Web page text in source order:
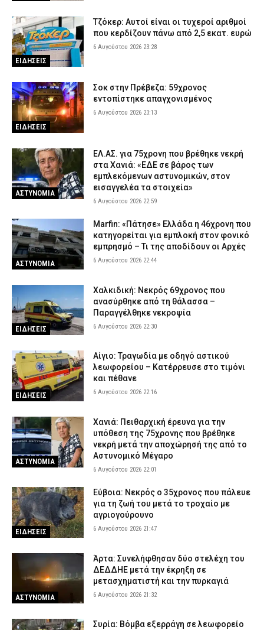
ΕΙΔΗΣΕΙΣ
Τζόκερ: Αυτοί είναι οι τυχεροί αριθμοί
που κερδίζουν πάνω από 2,5 εκατ. ευρώ
6 Αυγούστου 2026 23:28
ΕΙΔΗΣΕΙΣ
Σοκ στην Πρέβεζα: 59χρονος
εντοπίστηκε απαγχονισμένος
6 Αυγούστου 2026 23:13
ΑΣΤΥΝΟΜΙΑ
ΕΛ.ΑΣ. για 75χρονη που βρέθηκε νεκρή
στα Χανιά: «ΕΔΕ σε βάρος των
εμπλεκόμενων αστυνομικών, στον
εισαγγελέα τα στοιχεία»
6 Αυγούστου 2026 22:59
ΑΣΤΥΝΟΜΙΑ
Marfin: «Πάτησε» Ελλάδα η 46χρονη που
κατηγορείται για εμπλοκή στον φονικό
εμπρησμό – Τι της αποδίδουν οι Αρχές
6 Αυγούστου 2026 22:44
ΕΙΔΗΣΕΙΣ
Χαλκιδική: Νεκρός 69χρονος που
ανασύρθηκε από τη θάλασσα –
Παραγγέλθηκε νεκροψία
6 Αυγούστου 2026 22:30
ΕΙΔΗΣΕΙΣ
Αίγιο: Τραγωδία με οδηγό αστικού
λεωφορείου – Κατέρρευσε στο τιμόνι
και πέθανε
6 Αυγούστου 2026 22:16
ΑΣΤΥΝΟΜΙΑ
Χανιά: Πειθαρχική έρευνα για την
υπόθεση της 75χρονης που βρέθηκε
νεκρή μετά την αποχώρησή της από το
Αστυνομικό Μέγαρο
6 Αυγούστου 2026 22:01
ΕΙΔΗΣΕΙΣ
Εύβοια: Νεκρός ο 35χρονος που πάλευε
για τη ζωή του μετά το τροχαίο με
αγριογούρουνο
6 Αυγούστου 2026 21:47
ΑΣΤΥΝΟΜΙΑ
Άρτα: Συνελήφθησαν δύο στελέχη του
ΔΕΔΔΗΕ μετά την έκρηξη σε
μετασχηματιστή και την πυρκαγιά
6 Αυγούστου 2026 21:32
Συρία: Βόμβα εξερράγη σε λεωφορείο